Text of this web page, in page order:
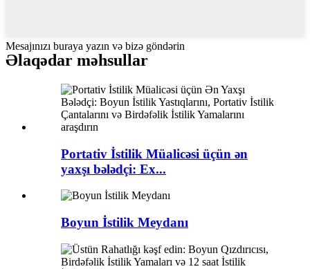
Mesajınızı buraya yazın və bizə göndərin
Əlaqədar məhsullar
Portativ İstilik Müalicəsi üçün ən
yaxşı bələdçi: Ex...
Boyun İstilik Meydanı